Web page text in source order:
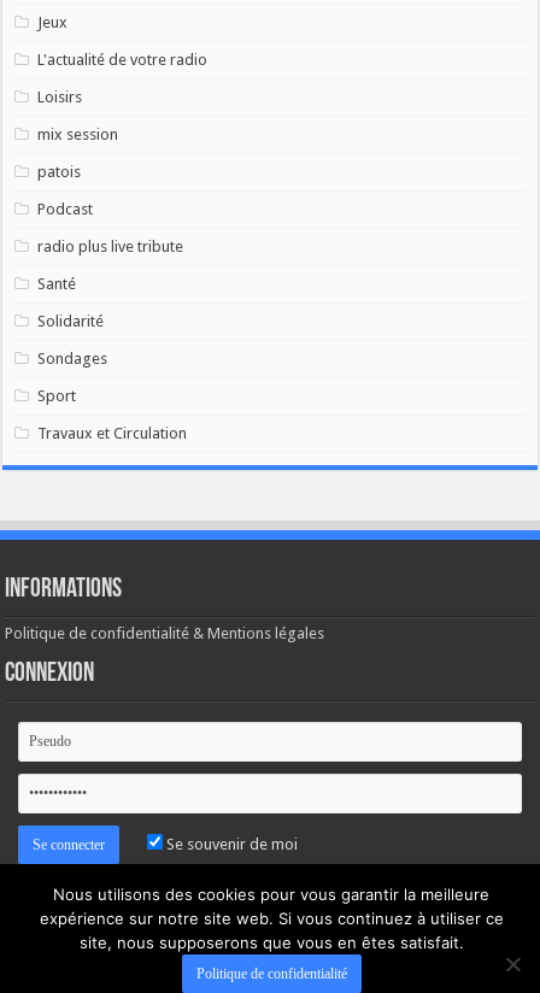
Jeux
L'actualité de votre radio
Loisirs
mix session
patois
Podcast
radio plus live tribute
Santé
Solidarité
Sondages
Sport
Travaux et Circulation
Informations
Politique de confidentialité & Mentions légales
Connexion
Se souvenir de moi
Mot de passe oublié ?
Nous utilisons des cookies pour vous garantir la meilleure
expérience sur notre site web. Si vous continuez à utiliser ce
site, nous supposerons que vous en êtes satisfait.
Politique de confidentialité